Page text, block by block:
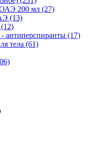
ОАЭ 200 мл (27)
(13)
(12)
антиперспиранты (17)
тела (61)